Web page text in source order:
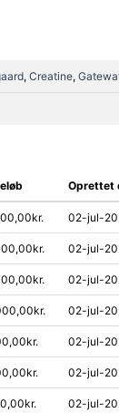
, Creatine,
Oprettet
02-jul-
02-jul-
02-jul-
02-jul-
02-jul-
02-jul-
02-jul-